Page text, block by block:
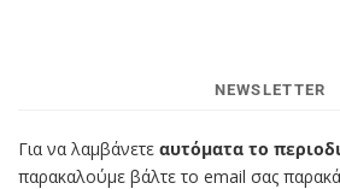
NEWSLETTER
Για να λαμβάνετε αυτόματα το
παρακαλούμε βάλτε το email σας